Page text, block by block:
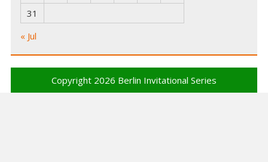
31
« Jul
Copyright 2026 Berlin Invitational Series